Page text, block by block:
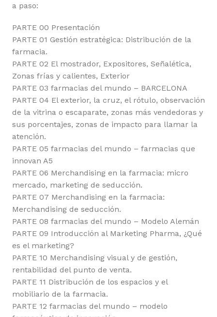
a paso:
PARTE 00 Presentación
PARTE 01 Gestión estratégica: Distribución de la
farmacia.
PARTE 02 El mostrador, Expositores, Señalética,
Zonas frías y calientes, Exterior
PARTE 03 farmacias del mundo – BARCELONA
PARTE 04 El exterior, la cruz, el rótulo, observación
de la vitrina o escaparate, zonas más vendedoras y
sus porcentajes, zonas de impacto para llamar la
atención.
PARTE 05 farmacias del mundo – farmacias que
innovan A5
PARTE 06 Merchandising en la farmacia: micro
mercado, marketing de seducción.
PARTE 07 Merchandising en la farmacia:
Merchandising de seducción.
PARTE 08 farmacias del mundo – Modelo Alemán
PARTE 09 Introducción al Marketing Pharma, ¿Qué
es el marketing?
PARTE 10 Merchandising visual y de gestión,
rentabilidad del punto de venta.
PARTE 11 Distribución de los espacios y el
mobiliario de la farmacia.
PARTE 12 farmacias del mundo – modelo